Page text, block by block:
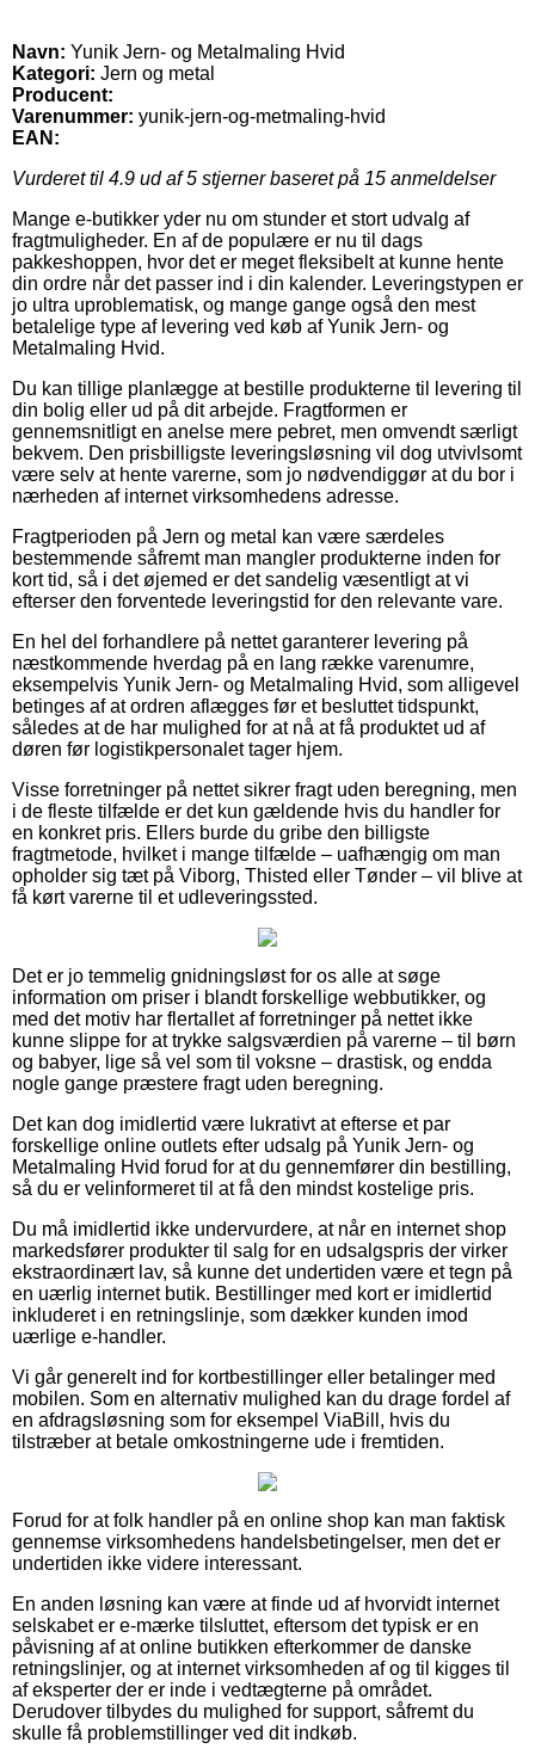
Navn: Yunik Jern- og Metalmaling Hvid
Kategori: Jern og metal
Producent:
Varenummer: yunik-jern-og-metmaling-hvid
EAN:
Vurderet til 4.9 ud af 5 stjerner baseret på 15 anmeldelser
Mange e-butikker yder nu om stunder et stort udvalg af
fragtmuligheder. En af de populære er nu til dags
pakkeshoppen, hvor det er meget fleksibelt at kunne hente
din ordre når det passer ind i din kalender. Leveringstypen er
jo ultra uproblematisk, og mange gange også den mest
betalelige type af levering ved køb af Yunik Jern- og
Metalmaling Hvid.
Du kan tillige planlægge at bestille produkterne til levering til
din bolig eller ud på dit arbejde. Fragtformen er
gennemsnitligt en anelse mere pebret, men omvendt særligt
bekvem. Den prisbilligste leveringsløsning vil dog utvivlsomt
være selv at hente varerne, som jo nødvendiggør at du bor i
nærheden af internet virksomhedens adresse.
Fragtperioden på Jern og metal kan være særdeles
bestemmende såfremt man mangler produkterne inden for
kort tid, så i det øjemed er det sandelig væsentligt at vi
efterser den forventede leveringstid for den relevante vare.
En hel del forhandlere på nettet garanterer levering på
næstkommende hverdag på en lang række varenumre,
eksempelvis Yunik Jern- og Metalmaling Hvid, som alligevel
betinges af at ordren aflægges før et besluttet tidspunkt,
således at de har mulighed for at nå at få produktet ud af
døren før logistikpersonalet tager hjem.
Visse forretninger på nettet sikrer fragt uden beregning, men
i de fleste tilfælde er det kun gældende hvis du handler for
en konkret pris. Ellers burde du gribe den billigste
fragtmetode, hvilket i mange tilfælde – uafhængig om man
opholder sig tæt på Viborg, Thisted eller Tønder – vil blive at
få kørt varerne til et udleveringssted.
Det er jo temmelig gnidningsløst for os alle at søge
information om priser i blandt forskellige webbutikker, og
med det motiv har flertallet af forretninger på nettet ikke
kunne slippe for at trykke salgsværdien på varerne – til børn
og babyer, lige så vel som til voksne – drastisk, og endda
nogle gange præstere fragt uden beregning.
Det kan dog imidlertid være lukrativt at efterse et par
forskellige online outlets efter udsalg på Yunik Jern- og
Metalmaling Hvid forud for at du gennemfører din bestilling,
så du er velinformeret til at få den mindst kostelige pris.
Du må imidlertid ikke undervurdere, at når en internet shop
markedsfører produkter til salg for en udsalgspris der virker
ekstraordinært lav, så kunne det undertiden være et tegn på
en uærlig internet butik. Bestillinger med kort er imidlertid
inkluderet i en retningslinje, som dækker kunden imod
uærlige e-handler.
Vi går generelt ind for kortbestillinger eller betalinger med
mobilen. Som en alternativ mulighed kan du drage fordel af
en afdragsløsning som for eksempel ViaBill, hvis du
tilstræber at betale omkostningerne ude i fremtiden.
Forud for at folk handler på en online shop kan man faktisk
gennemse virksomhedens handelsbetingelser, men det er
undertiden ikke videre interessant.
En anden løsning kan være at finde ud af hvorvidt internet
selskabet er e-mærke tilsluttet, eftersom det typisk er en
påvisning af at online butikken efterkommer de danske
retningslinjer, og at internet virksomheden af og til kigges til
af eksperter der er inde i vedtægterne på området.
Derudover tilbydes du mulighed for support, såfremt du
skulle få problemstillinger ved dit indkøb.